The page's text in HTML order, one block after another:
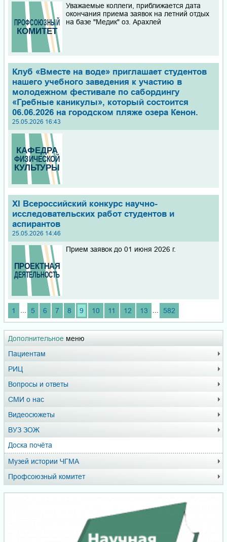
Дополнительное меню
Пациентам
РИЦ
Вопросы и ответы
СМИ о нас
Видеосюжеты
ВУЗ ЗОЖ
Доска почёта
Музей истории ЧГМА
Профсоюзный комитет
Уважаемые коллеги, приближается дата
окончания приема заявок на летний отдых
на базе "Медик" оз. Арахлей
Клуб «Вместе на воде» приглашает студентов
нашего учебного заведения к участию в
молодежном фестивале по сабордингу
«Гребные каникулы», который состоится
06.06.2026 на городском пляже озера Кенон.
25.05.2026 16:43
XI Всероссийский конкурс научно-
исследовательских работ студентов и
аспирантов
25.05.2026 14:46
Прием заявок до 01 июня 2026 г.
1 5 6 7 8 9 10 11 12 13 582